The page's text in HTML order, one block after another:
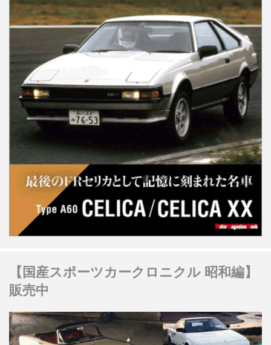
【国産スポーツカークロニクル 昭和編】
販売中